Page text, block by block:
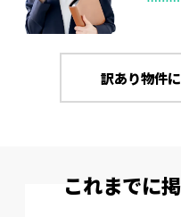
訳あり物件
これまでに